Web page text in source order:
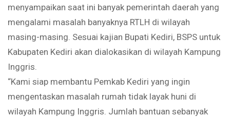
menyampaikan saat ini banyak pemerintah daerah yang
mengalami masalah banyaknya RTLH di wilayah
masing-masing. Sesuai kajian Bupati Kediri, BSPS untuk
Kabupaten Kediri akan dialokasikan di wilayah Kampung
Inggris.
“Kami siap membantu Pemkab Kediri yang ingin
mengentaskan masalah rumah tidak layak huni di
wilayah Kampung Inggris. Jumlah bantuan sebanyak